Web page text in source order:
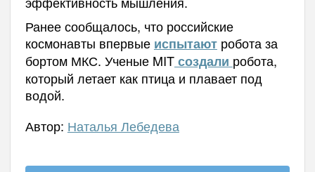
Ранее сообщалось, что российские
космонавты впервые испытают робота за
бортом МКС. Ученые MITсоздали робота,
который летает как птица и плавает под
водой.
Автор: Наталья Лебедева